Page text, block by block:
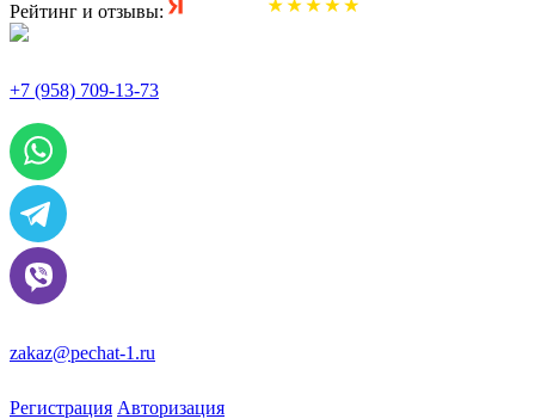
Рейтинг и отзывы:
+7 (958) 709-13-73
zakaz@pechat-1.ru
Регистрация Авторизация